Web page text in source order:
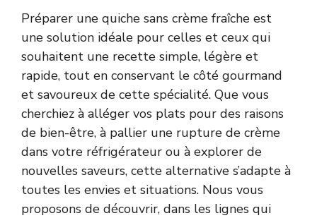
Préparer une quiche sans crème fraîche est
une solution idéale pour celles et ceux qui
souhaitent une recette simple, légère et
rapide, tout en conservant le côté gourmand
et savoureux de cette spécialité. Que vous
cherchiez à alléger vos plats pour des raisons
de bien-être, à pallier une rupture de crème
dans votre réfrigérateur ou à explorer de
nouvelles saveurs, cette alternative s’adapte à
toutes les envies et situations. Nous vous
proposons de découvrir, dans les lignes qui